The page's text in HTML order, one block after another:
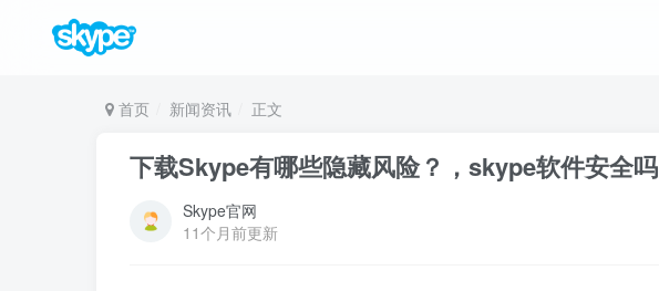
首页 新闻资讯 正文
下载Skype有哪些隐藏风险？，skype软件安全吗
Skype官网
11个月前更新